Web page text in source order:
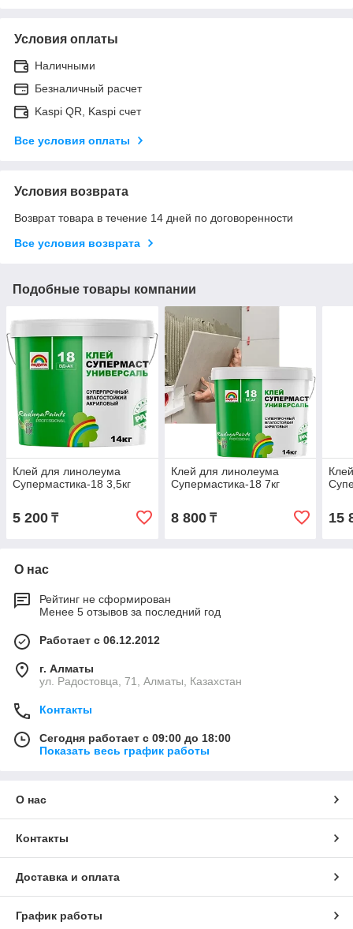
Условия оплаты
Наличными
Безналичный расчет
Kaspi QR, Kaspi счет
Все условия оплаты
Условия возврата
Возврат товара в течение 14 дней по договоренности
Все условия возврата
Подобные товары компании
Клей для линолеума
Супермастика-18 3,5кг
5 200 ₸
Клей для линолеума
Супермастика-18 7кг
8 800₸ 15
О нас
Рейтинг не сформирован
Менее 5 отзывов за последний год
Работает с 06.12.2012
г. Алматы
ул. Радостовца, 71, Алматы, Казахстан
Контакты
Сегодня работает с 09:00 до 18:00
Показать весь график работы
О нас
Контакты
Доставка и оплата
График работы